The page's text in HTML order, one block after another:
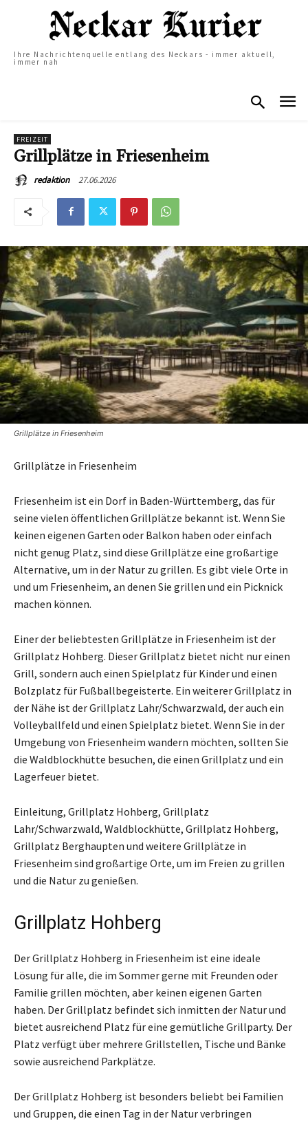
Ihre Nachrichtenquelle entlang des Neckars - immer aktuell,
immer nah
FREIZEIT
Grillplätze in Friesenheim
redaktion 27.06.2026
Grillplätze in Friesenheim
Grillplätze in Friesenheim
Friesenheim ist ein Dorf in Baden-Württemberg, das für
seine vielen öffentlichen Grillplätze bekannt ist. Wenn Sie
keinen eigenen Garten oder Balkon haben oder einfach
nicht genug Platz, sind diese Grillplätze eine großartige
Alternative, um in der Natur zu grillen. Es gibt viele Orte in
und um Friesenheim, an denen Sie grillen und ein Picknick
machen können.
Einer der beliebtesten Grillplätze in Friesenheim ist der
Grillplatz Hohberg. Dieser Grillplatz bietet nicht nur einen
Grill, sondern auch einen Spielplatz für Kinder und einen
Bolzplatz für Fußballbegeisterte. Ein weiterer Grillplatz in
der Nähe ist der Grillplatz Lahr/Schwarzwald, der auch ein
Volleyballfeld und einen Spielplatz bietet. Wenn Sie in der
Umgebung von Friesenheim wandern möchten, sollten Sie
die Waldblockhütte besuchen, die einen Grillplatz und ein
Lagerfeuer bietet.
Einleitung, Grillplatz Hohberg, Grillplatz
Lahr/Schwarzwald, Waldblockhütte, Grillplatz Hohberg,
Grillplatz Berghaupten und weitere Grillplätze in
Friesenheim sind großartige Orte, um im Freien zu grillen
und die Natur zu genießen.
Grillplatz Hohberg
Der Grillplatz Hohberg in Friesenheim ist eine ideale
Lösung für alle, die im Sommer gerne mit Freunden oder
Familie grillen möchten, aber keinen eigenen Garten
haben. Der Grillplatz befindet sich inmitten der Natur und
bietet ausreichend Platz für eine gemütliche Grillparty. Der
Platz verfügt über mehrere Grillstellen, Tische und Bänke
sowie ausreichend Parkplätze.
Der Grillplatz Hohberg ist besonders beliebt bei Familien
und Gruppen, die einen Tag in der Natur verbringen